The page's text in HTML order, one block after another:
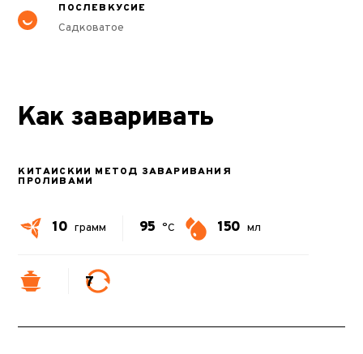
ПОСЛЕВКУСИЕ
Садковатое
Как заваривать
КИТАЙСКИЙ МЕТОД ЗАВАРИВАНИЯ
ПРОЛИВАМИ
10 грамм 95 °C 150 мл
7